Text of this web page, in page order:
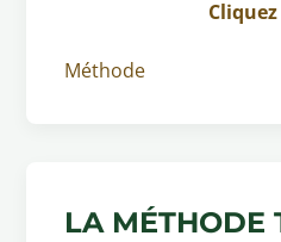
Méthode
LA MÉTHODE